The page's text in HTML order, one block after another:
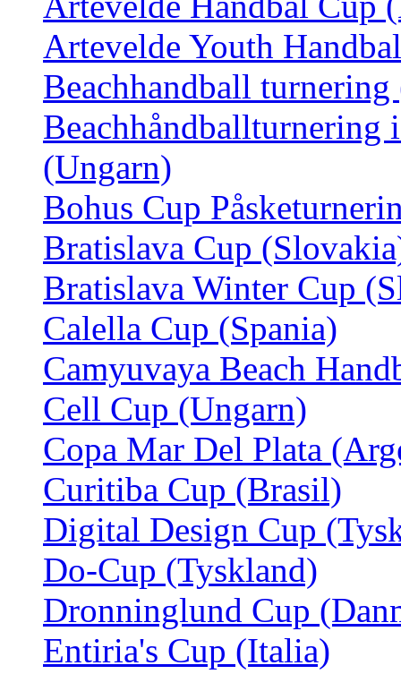
Artevelde Youth
Beachhandball
Beachhåndballturnering
(Ungarn)
Bohus Cup
Bratislava Cup
Bratislava Winter Cup
Calella Cup (Spania)
Camyuvaya Beach
Cell Cup (Ungarn)
Copa Mar Del Plata
Curitiba Cup (Brasil)
Digital Design Cup
Do-Cup (Tyskland)
Dronninglund Cup
Entiria's Cup (Italia)